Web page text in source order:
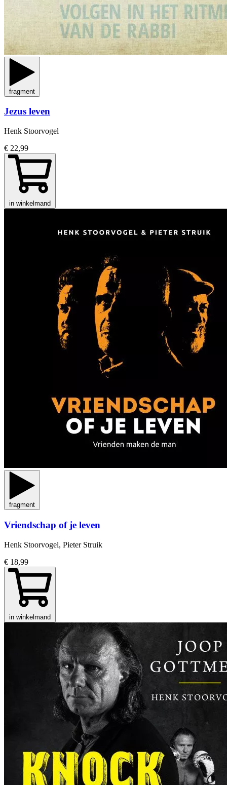
fragment
Jezus leven
Henk Stoorvogel
€ 22,99
in winkelmand
fragment
Vriendschap of je leven
Henk Stoorvogel, Pieter Struik
€ 18,99
in winkelmand